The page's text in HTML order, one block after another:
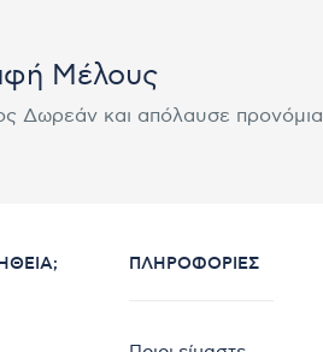
Μέλους
Δωρεάν και απόλαυσε προνόμια
ΠΛΗΡΟΦΟΡΊΕΣ